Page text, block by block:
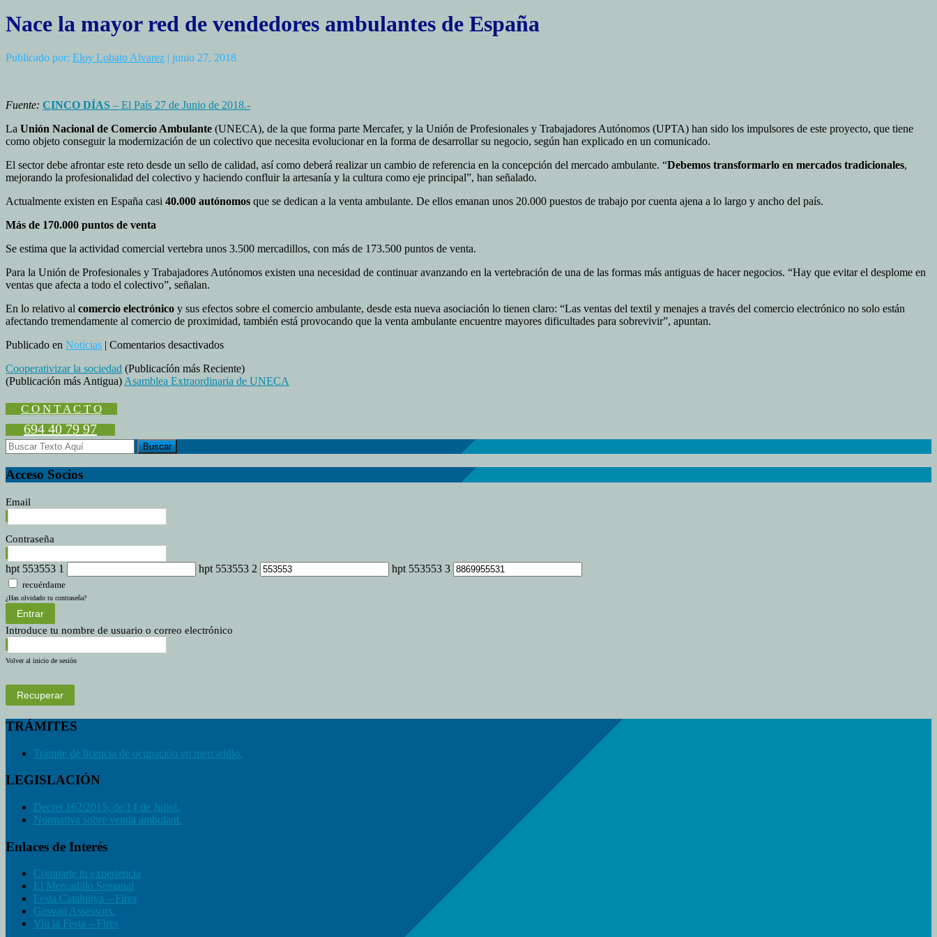
Nace la mayor red de vendedores ambulantes de España
Publicado por: Eloy Lobato Alvarez | junio 27, 2018
Fuente: CINCO DÍAS – El País 27 de Junio de 2018.-
La Unión Nacional de Comercio Ambulante (UNECA), de la que forma parte Mercafer, y la Unión de Profesionales y Trabajadores Autónomos (UPTA) han sido los impulsores de este proyecto, que tiene
como objeto conseguir la modernización de un colectivo que necesita evolucionar en la forma de desarrollar su negocio, según han explicado en un comunicado.
El sector debe afrontar este reto desde un sello de calidad, así como deberá realizar un cambio de referencia en la concepción del mercado ambulante. “Debemos transformarlo en mercados tradicionales,
mejorando la profesionalidad del colectivo y haciendo confluir la artesanía y la cultura como eje principal”, han señalado.
Actualmente existen en España casi 40.000 autónomos que se dedican a la venta ambulante. De ellos emanan unos 20.000 puestos de trabajo por cuenta ajena a lo largo y ancho del país.
Más de 170.000 puntos de venta
Se estima que la actividad comercial vertebra unos 3.500 mercadillos, con más de 173.500 puntos de venta.
Para la Unión de Profesionales y Trabajadores Autónomos existen una necesidad de continuar avanzando en la vertebración de una de las formas más antiguas de hacer negocios. “Hay que evitar el desplome en
ventas que afecta a todo el colectivo”, señalan.
En lo relativo al comercio electrónico y sus efectos sobre el comercio ambulante, desde esta nueva asociación lo tienen claro: “Las ventas del textil y menajes a través del comercio electrónico no solo están
afectando tremendamente al comercio de proximidad, también está provocando que la venta ambulante encuentre mayores dificultades para sobrevivir”, apuntan.
Publicado en Noticias | Comentarios desactivadosen
la
mayor
España
Cooperativizar la sociedad (Publicacíón más Reciente)
(Publicación más Antigua)Asamblea Extraordinaria de UNECA
C O N T A C T O
694 40 79 97
Acceso Socios
Email
Contraseña
hpt 553553 1 hpt 553553 2 hpt 553553 3
recuérdame
¿Has olvidado tu contraseña?
Entrar
Introduce tu nombre de usuario o correo electrónico
Volver al inicio de sesión
Recuperar
TRÁMITES
Trámite de licencia de ocupación en mercadillo.
LEGISLACIÓN
Decret 162/2015, de 14 de Juliol.
Normativa sobre venda ambulant.
Enlaces de Interés
Comparte tu experiencia
El Mercadillo Semanal
Festa Catalunya – Fires
Gesvan Assessors.
Viu la Festa – Fires